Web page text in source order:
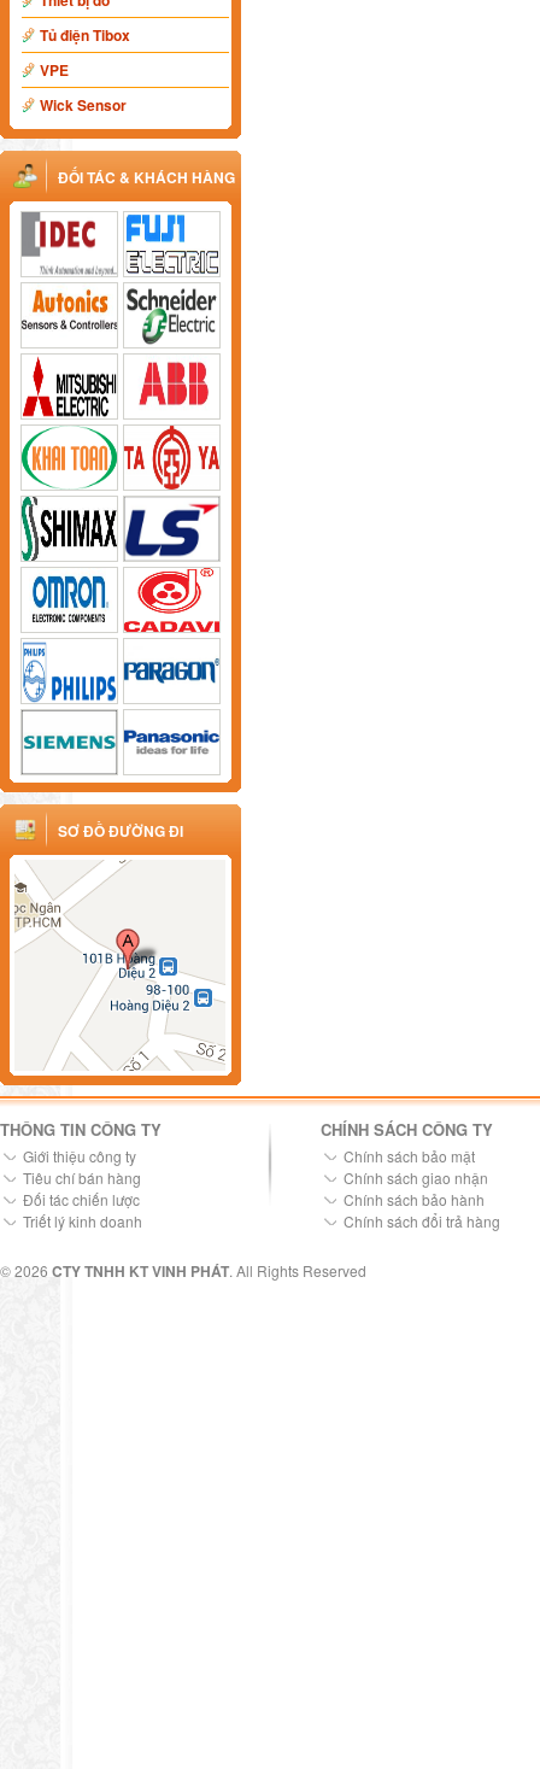
Tủ điện Tibox
VPE
Wick Sensor
ĐỐI TÁC & KHÁCH HÀNG
SƠ ĐỒ ĐƯỜNG ĐI
THÔNG TIN CÔNG TY
Giới thiệu công ty
Tiêu chí bán hàng
Đối tác chiến lược
Triết lý kinh doanh
CHÍNH SÁCH CÔNG TY
Chính sách bảo mật
Chính sách giao nhận
Chính sách bảo hành
Chính sách đổi trả hàng
© 2026 CTY TNHH KT VINH PHÁT. All Rights Reserved